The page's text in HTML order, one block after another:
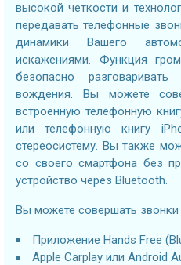
высокой четкости и
передавать телефонные
динамики Вашего
искажениями. Функция
безопасно
вождения. Вы можете
встроенную телефонную
или телефонную книгу
стереосистему. Вы также
со своего смартфона без
устройство через Bluetooth.
Вы можете совершать
Приложение Hands Free
Apple Carplay или Android